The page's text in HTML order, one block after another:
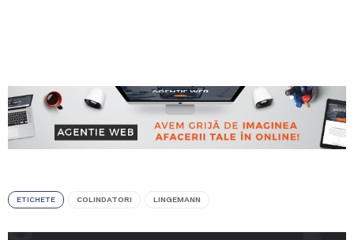
ETICHETE COLINDATORI LINGEMANN